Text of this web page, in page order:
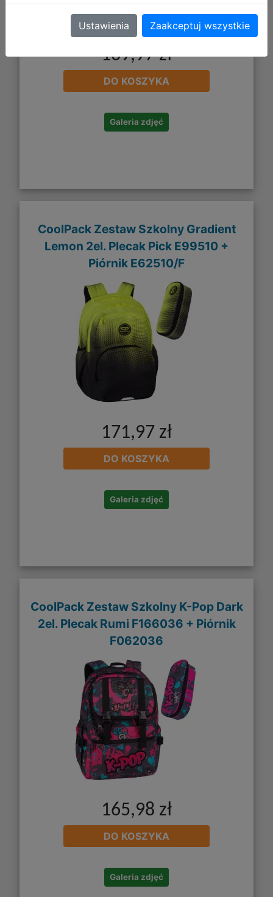
169,97 zł
DO KOSZYKA
Galeria zdjęć
CoolPack Zestaw Szkolny Gradient
Lemon 2el. Plecak Pick E99510 +
Piórnik E62510/F
171,97 zł
DO KOSZYKA
Galeria zdjęć
CoolPack Zestaw Szkolny K-Pop Dark
2el. Plecak Rumi F166036 + Piórnik
F062036
165,98 zł
DO KOSZYKA
Galeria zdjęć
Ustawienia Zaakceptuj wszystkie